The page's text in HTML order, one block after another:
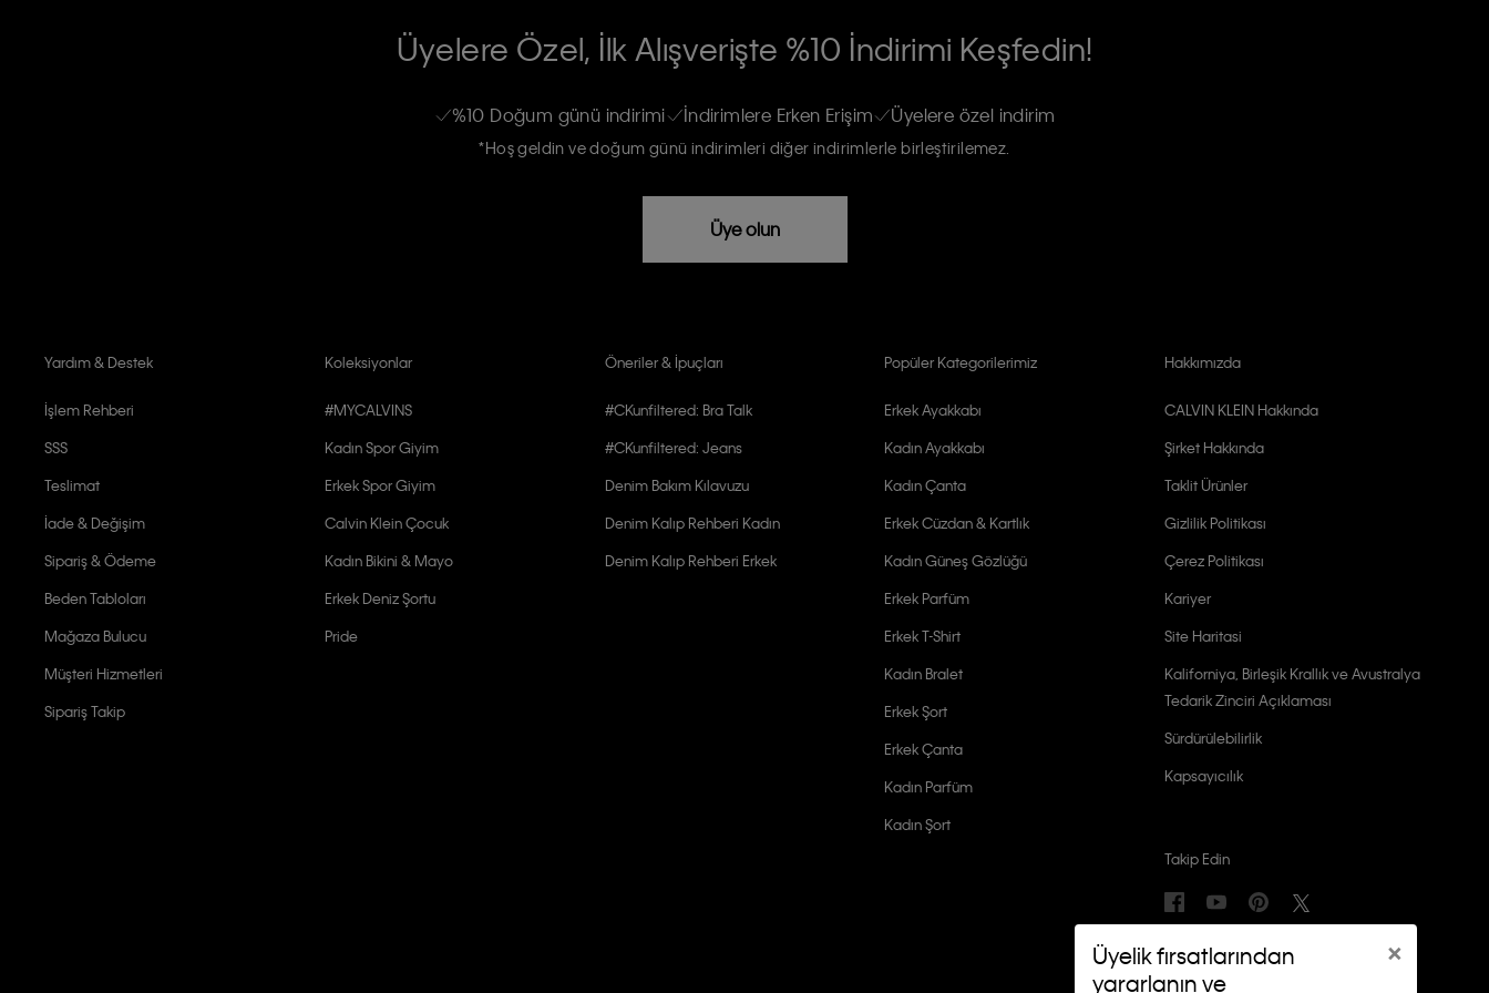
×
Üyelik fırsatlarından
yararlanın ve
Calvin Klein e-bültenine abone olarak, kişisel verilerimin Calvin Klein tarafına gönderileceğinin ve güncel ürün,
Üyelere Özel, İlk Alışverişte %10 İndirimi Keşfedin!
%10 Doğum günü indirimi İndirimlere Erken Erişim Üyelere özel indirim
*Hoş geldin ve doğum günü indirimleri diğer indirimlerle birleştirilemez.
Üye olun
Yardım & Destek
İşlem Rehberi
SSS
Teslimat
İade & Değişim
Sipariş & Ödeme
Beden Tabloları
Mağaza Bulucu
Müşteri Hizmetleri
Sipariş Takip
Koleksiyonlar
#MYCALVINS
Kadın Spor Giyim
Erkek Spor Giyim
Calvin Klein Çocuk
Kadın Bikini & Mayo
Erkek Deniz Şortu
Pride
Öneriler & İpuçları
#CKunfiltered: Bra Talk
#CKunfiltered: Jeans
Denim Bakım Kılavuzu
Denim Kalıp Rehberi Kadın
Denim Kalıp Rehberi Erkek
Popüler Kategorilerimiz
Erkek Ayakkabı
Kadın Ayakkabı
Kadın Çanta
Erkek Cüzdan & Kartlık
Kadın Güneş Gözlüğü
Erkek Parfüm
Erkek T-Shirt
Kadın Bralet
Erkek Şort
Erkek Çanta
Kadın Parfüm
Kadın Şort
Hakkımızda
CALVIN KLEIN Hakkında
Şirket Hakkında
Taklit Ürünler
Gizlilik Politikası
Çerez Politikası
Kariyer
Site Haritasi
Kaliforniya, Birleşik Krallık ve Avustralya
Tedarik Zinciri Açıklaması
Sürdürülebilirlik
Kapsayıcılık
Takip Edin